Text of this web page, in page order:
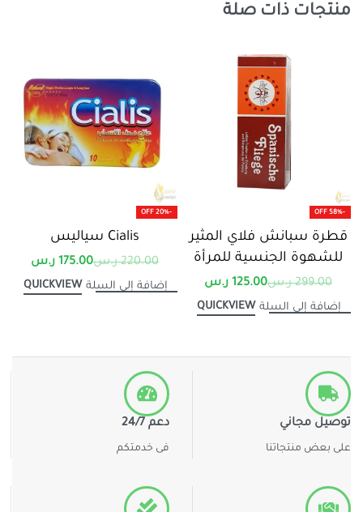
منتجات ذات صلة
-58% OFF
قطرة سبانش فلاي المثير
للشهوة الجنسية للمرأة
299.00 ر.س125.00 ر.س
إضافة إلى السلة QUICKVIEW
-20% OFF
Cialis سياليس
220.00 ر.س175.00 ر.س
إضافة إلى السلة QUICKVIEW
توصيل مجاني
على بعض منتجاتنا
دعم 24/7
فى خدمتكم